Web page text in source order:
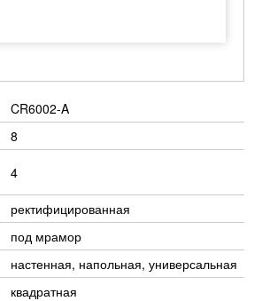
CR6002-A
8
4
ректифицированная
под мрамор
настенная, напольная, универсальная
квадратная